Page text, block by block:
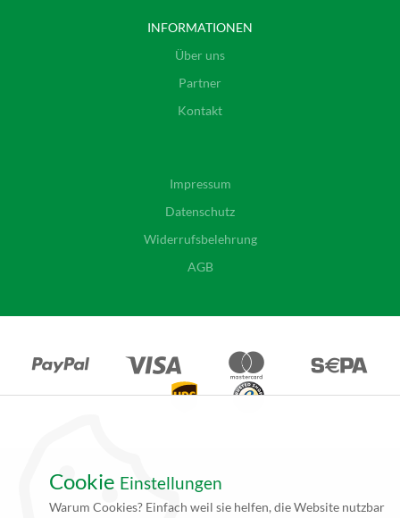
INFORMATIONEN
Über uns
Partner
Kontakt
Impressum
Datenschutz
Widerrufsbelehrung
AGB
*Alle Angebote auf unseren Seiten gelten ausschließlich für
Gewerbetreibende. Alle Preisangaben auf unseren Seiten verstehen
Cookie Einstellungen
Warum Cookies? Einfach weil sie helfen, die Website nutzbar